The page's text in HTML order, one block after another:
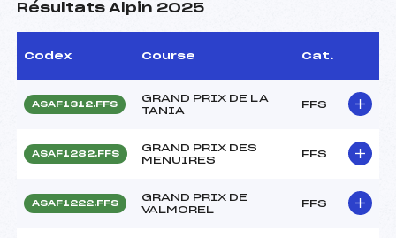
Résultats Alpin 2025
Codex Course Cat.
ASAF1312.FFS
GRAND PRIX DE LA
TANIA
FFS
ASAF1282.FFS
GRAND PRIX DES
MENUIRES
FFS
ASAF1222.FFS
GRAND PRIX DE
VALMOREL
FFS